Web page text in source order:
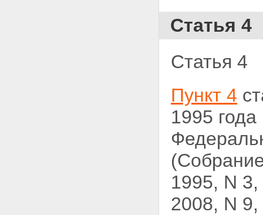
Статья 4
Статья 4
Пункт 4
1995
1995, N 3,
2008, N